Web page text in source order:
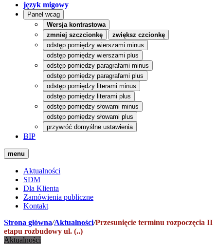
język migowy
Panel wcag
Wersja kontrastowa
zmniej szczcionkę
zwiększ czcionkę
odstęp pomiędzy wierszami minus
odstęp pomiędzy wierszami plus
odstęp pomiędzy paragrafami minus
odstęp pomiędzy paragrafami plus
odstęp pomiędzy literami minus
odstęp pomiędzy literami plus
odstęp pomiędzy słowami minus
odstęp pomiędzy słowami plus
przywróć domyślne ustawienia
BIP
menu
Aktualności
SDM
Dla Klienta
Zamówienia publiczne
Kontakt
Strona główna/Aktualności/Przesunięcie terminu rozpoczęcia II
etapu rozbudowy ul. (..)
Aktualności